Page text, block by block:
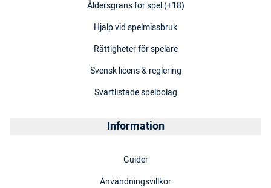
Åldersgräns för spel (+18)
Hjälp vid spelmissbruk
Rättigheter för spelare
Svensk licens & reglering
Svartlistade spelbolag
Information
Guider
Användningsvillkor